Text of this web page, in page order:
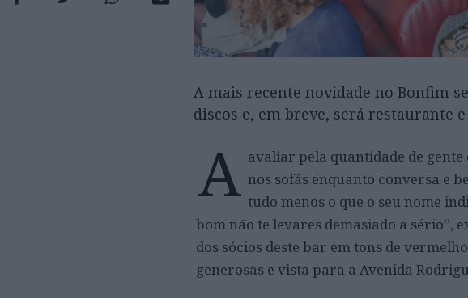
A mais recente novidade no Bonfim
discos e, em breve, será restaurante
A avaliar pela quantidade de gente
nos sofás enquanto conversa e
tudo menos o que o seu nome
bom não te levares demasiado a sério”,
dos sócios deste bar em tons de
generosas e vista para a Avenida